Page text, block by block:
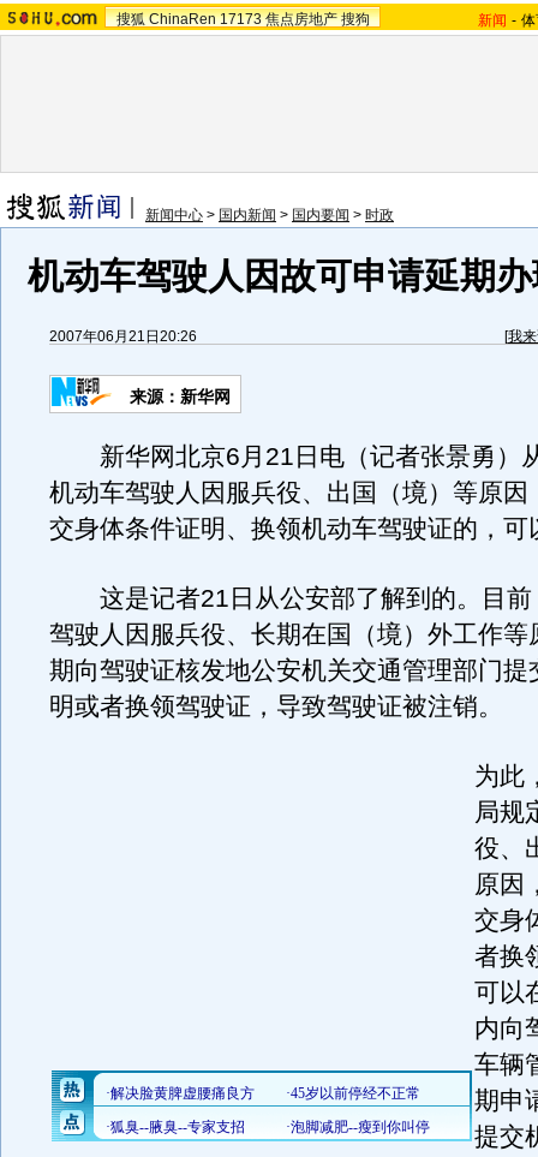
搜狐 ChinaRen 17173 焦点房地产 搜狗 新闻 -
新闻中心 > 国内新闻 > 国内要闻 > 时政
机动车驾驶人因故可申请延期
2007年06月21日20:26 [我
来源：新华网
新华网北京6月21日电（记者张景勇）
机动车驾驶人因服兵役、出国（境）等原因
交身体条件证明、换领机动车驾驶证的，可
这是记者21日从公安部了解到的。目前
驾驶人因服兵役、长期在国（境）外工作等
期向驾驶证核发地公安机关交通管理部门提
明或者换领驾驶证，导致驾驶证被注销。
为此
局规
役、
原因
交身
者换
可以
内向
车辆
期申
提交